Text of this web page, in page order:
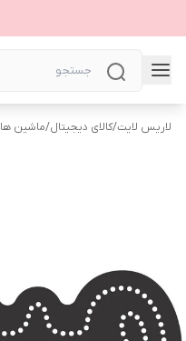
لاریس لایت/کالای دیجیتال/ماشین